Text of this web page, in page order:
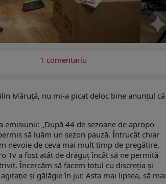
1 comentariu
Măruță, nu mi-a picat deloc bine anunțul că
„După 44 de sezoane de apropo-
să luăm un sezon pauză. Întrucât chiar
nevoie de ceva mai mult timp de pregătire.
Tv a fost atât de drăguț încât să ne permită
Încercăm să facem totul cu discreția și
și gălăgie în jur. Asta mai lipsea, să mai